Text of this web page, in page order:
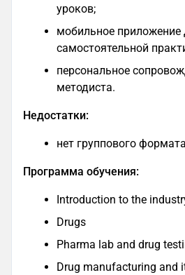
уроков;
мобильное приложение
самостоятельной
персональное
методиста.
Недостатки:
нет группового
Программа обучения:
Introduction to the
Drugs
Pharma lab and drug
Drug manufacturing and